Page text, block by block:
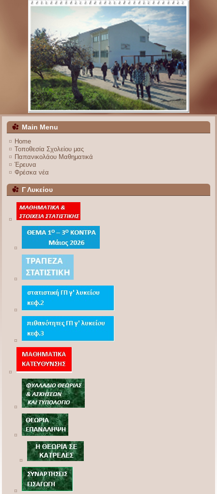
Main Menu
Home
Τοποθεσία Σχολείου μας
Παπανικολάου Μαθηματικά
Έρευνα
Φρέσκα νέα
Γ Λυκείου